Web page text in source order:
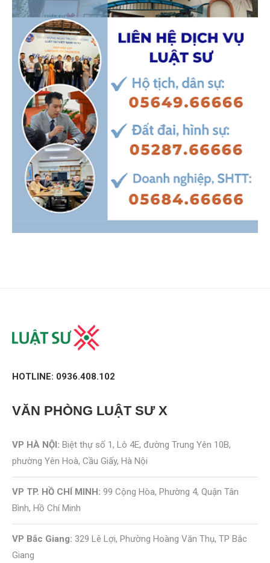
HOTLINE: 0936.408.102
VĂN PHÒNG LUẬT SƯ X
VP HÀ NỘI: Biệt thự số 1, Lô 4E, đường Trung Yên 10B,
phường Yên Hoà, Cầu Giấy, Hà Nội
VP TP. HỒ CHÍ MINH: 99 Cộng Hòa, Phường 4, Quận Tân
Bình, Hồ Chí Minh
VP Bắc Giang: 329 Lê Lợi, Phường Hoàng Văn Thụ, TP Bắc
Giang